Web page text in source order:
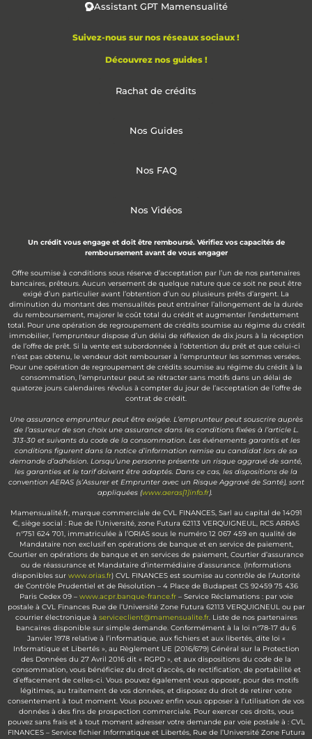
Assistant GPT Mamensualité
Suivez-nous sur nos réseaux sociaux !
Découvrez nos guides !
Rachat de crédits
Nos Guides
Nos FAQ
Nos Vidéos
Un crédit vous engage et doit être remboursé. Vérifiez vos capacités de
remboursement avant de vous engager
Offre soumise à conditions sous réserve d’acceptation par l’un de nos partenaires
bancaires, prêteurs. Aucun versement de quelque nature que ce soit ne peut être
exigé d’un particulier avant l’obtention d’un ou plusieurs prêts d’argent. La
diminution du montant des mensualités peut entraîner l’allongement de la durée
du remboursement, majorer le coût total du crédit et augmenter l’endettement
total. Pour une opération de regroupement de crédits soumise au régime du crédit
immobilier, l’emprunteur dispose d’un délai de réflexion de dix jours à la réception
de l’offre de prêt. Si la vente est subordonnée à l’obtention du prêt et que celui-ci
n’est pas obtenu, le vendeur doit rembourser à l’emprunteur les sommes versées.
Pour une opération de regroupement de crédits soumise au régime du crédit à la
consommation, l’emprunteur peut se rétracter sans motifs dans un délai de
quatorze jours calendaires révolus à compter du jour de l’acceptation de l’offre de
contrat de crédit.
Une assurance emprunteur peut être exigée. L’emprunteur peut souscrire auprès
de l’assureur de son choix une assurance dans les conditions fixées à l’article L.
313-30 et suivants du code de la consommation. Les événements garantis et les
conditions figurent dans la notice d’information remise au candidat lors de sa
demande d’adhésion. Lorsqu’une personne présente un risque aggravé de santé,
les garanties et le tarif doivent être adaptés. Dans ce cas, les dispositions de la
convention AERAS (s’Assurer et Emprunter avec un Risque Aggravé de Santé), sont
appliquées (www.aeras[1]info.fr).
Mamensualité.fr, marque commerciale de CVL FINANCES, Sarl au capital de 14091
€, siège social : Rue de l’Université, zone Futura 62113 VERQUIGNEUL, RCS ARRAS
n°751 624 701, immatriculée à l’ORIAS sous le numéro 12 067 459 en qualité de
Mandataire non exclusif en opérations de banque et en service de paiement,
Courtier en opérations de banque et en services de paiement, Courtier d’assurance
ou de réassurance et Mandataire d’intermédiaire d’assurance. (Informations
disponibles sur www.orias.fr) CVL FINANCES est soumise au contrôle de l’Autorité
de Contrôle Prudentiel et de Résolution – 4 Place de Budapest CS 92459 75 436
Paris Cedex 09 – www.acpr.banque-france.fr– Service Réclamations : par voie
postale à CVL Finances Rue de l’Université Zone Futura 62113 VERQUIGNEUL ou par
courrier électronique à serviceclient@mamensualite.fr. Liste de nos partenaires
bancaires disponible sur simple demande. Conformément à la loi n°78-17 du 6
Janvier 1978 relative à l’informatique, aux fichiers et aux libertés, dite loi «
Informatique et Libertés », au Règlement UE (2016/679) Général sur la Protection
des Données du 27 Avril 2016 dit « RGPD », et aux dispositions du code de la
consommation, vous bénéficiez du droit d’accès, de rectification, de portabilité et
d’effacement de celles-ci. Vous pouvez également vous opposer, pour des motifs
légitimes, au traitement de vos données, et disposez du droit de retirer votre
consentement à tout moment. Vous pouvez enfin vous opposer à l’utilisation de vos
données à des fins de prospection commerciale. Pour exercer ces droits, vous
pouvez sans frais et à tout moment adresser votre demande par voie postale à : CVL
FINANCES – Service fichier Informatique et Libertés, Rue de l’Université Zone Futura